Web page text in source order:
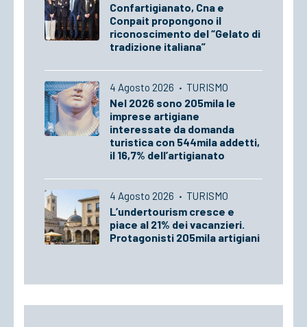
Confartigianato, Cna e
Conpait propongono il
riconoscimento del “Gelato di
tradizione italiana”
4 Agosto 2026 · TURISMO
Nel 2026 sono 205mila le
imprese artigiane
interessate da domanda
turistica con 544mila addetti,
il 16,7% dell’artigianato
4 Agosto 2026 · TURISMO
L’undertourism cresce e
piace al 21% dei vacanzieri.
Protagonisti 205mila artigiani